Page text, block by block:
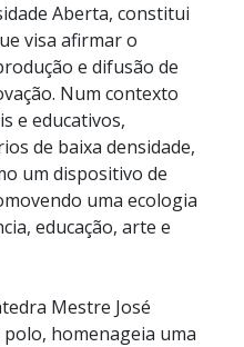
Aberta, constitui
visa afirmar o
e difusão de
Num contexto
e educativos,
de baixa densidade,
um dispositivo de
uma ecologia
educação, arte e
Mestre José
homenageia uma